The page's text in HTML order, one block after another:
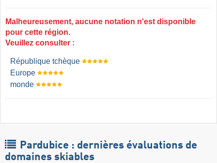
Malheureusement, aucune notation n'est disponible
pour cette région.
Veuillez consulter :
République tchèque
Europe
monde
Pardubice : dernières évaluations de
domaines skiables